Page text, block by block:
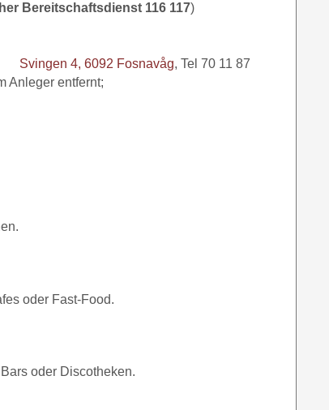
Bereitschaftsdienst 116 117)
Svingen 4, 6092 Fosnavåg, Tel 70 11 87
Anleger entfernt;
oder Fast-Food.
oder Discotheken.